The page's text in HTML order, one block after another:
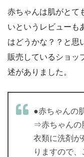
赤ちゃんは肌がとて
いというレビューも
はどうかな？？と思
販売しているショッ
述がありました。
●赤ちゃんの
⇒赤ちゃんの
衣類に洗剤が
りますので